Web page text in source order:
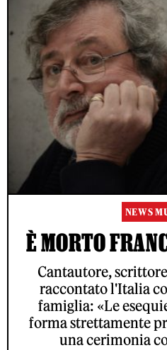
NEWS
È MORTO
Cantautore,
raccontato l'Italia
famiglia: «Le
forma strettamente
una cerimonia